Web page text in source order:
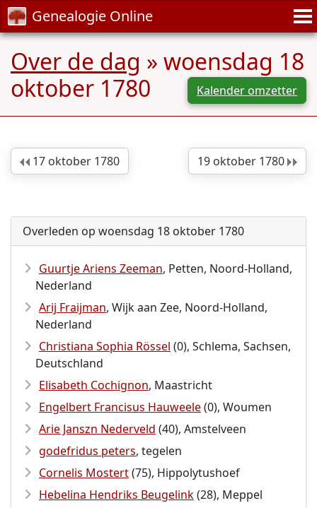
Genealogie Online
Over de dag » woensdag 18
oktober 1780
Kalender omzetter
19 oktober 1780
17 oktober 1780
Overleden op woensdag 18 oktober 1780
Guurtje Ariens Zeeman, Petten, Noord-Holland,
Nederland
Arij Fraijman, Wijk aan Zee, Noord-Holland,
Nederland
Christiana Sophia Rössel (0), Schlema, Sachsen,
Deutschland
Elisabeth Cochignon, Maastricht
Engelbert Francisus Hauweele(0), Woumen
Arie Janszn Nederveld (40), Amstelveen
godefridus peters, tegelen
Cornelis Mostert(75), Hippolytushoef
Hebelina Hendriks Beugelink(28), Meppel